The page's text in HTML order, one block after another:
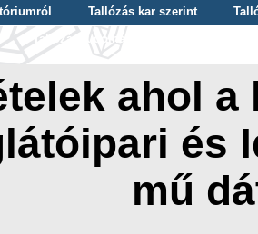
Tallózás kar szerint
Tallózás tudományterület szerint
ahol
és
mű